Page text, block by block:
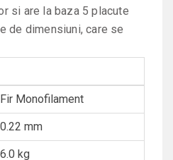
si are la baza 5 placute
de dimensiuni, care se
Fir Monofilament
0.22 mm
6.0 kg